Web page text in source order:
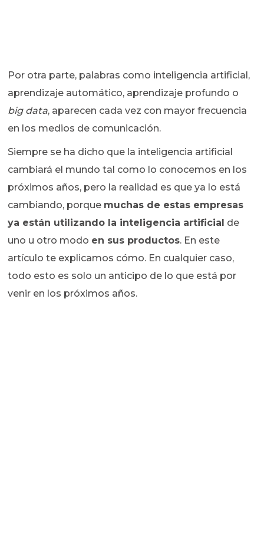
Por otra parte, palabras como inteligencia artificial,
aprendizaje automático, aprendizaje profundo o
big data, aparecen cada vez con mayor frecuencia
en los medios de comunicación.
Siempre se ha dicho que la inteligencia artificial
cambiará el mundo tal como lo conocemos en los
próximos años, pero la realidad es que ya lo está
cambiando, porque muchas de estas empresas
ya están utilizando la inteligencia artificial de
uno u otro modo en sus productos. En este
artículo te explicamos cómo. En cualquier caso,
todo esto es solo un anticipo de lo que está por
venir en los próximos años.